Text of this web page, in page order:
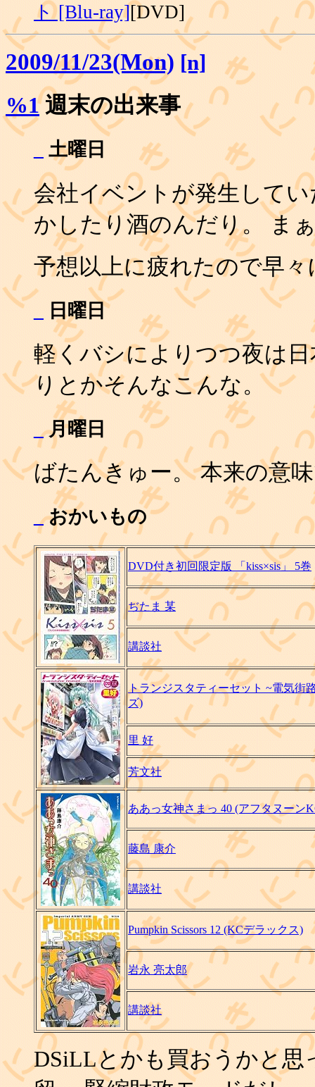
ト [Blu-ray][DVD]
2009/11/23(Mon) [n]
%1週末の出来事
土曜日
会社イベントが発生して
かしたり酒のんだり。 ま
予想以上に疲れたので早
日曜日
軽くバシによりつつ夜は
りとかそんなこんな。
_月曜日
ばたんきゅー。 本来の意
_おかいもの
DVD付き初回限定版 「kiss×sis」 5巻
ぢたま 某
講談社
トランジスタティーセット ~電気街
ズ)
里 好
芳文社
ああっ女神さまっ 40 (アフタヌーン
藤島 康介
講談社
Pumpkin Scissors 12 (KCデラックス)
岩永 亮太郎
講談社
DSiLLとかも買おうかと思